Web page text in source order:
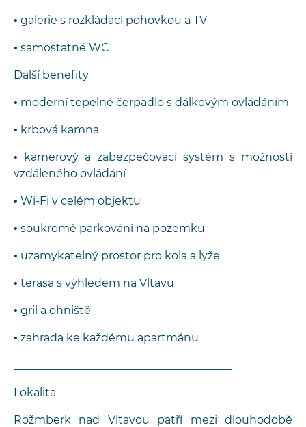
• galerie s rozkládací pohovkou a TV
• samostatné WC
Další benefity
• moderní tepelné čerpadlo s dálkovým ovládáním
• krbová kamna
• kamerový a zabezpečovací systém s možností
vzdáleného ovládání
• Wi-Fi v celém objektu
• soukromé parkování na pozemku
• uzamykatelný prostor pro kola a lyže
• terasa s výhledem na Vltavu
• gril a ohniště
• zahrada ke každému apartmánu
Lokalita
Rožmberk nad Vltavou patří mezi dlouhodobě